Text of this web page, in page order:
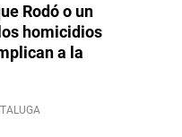
Rodó o un
homicidios
a la